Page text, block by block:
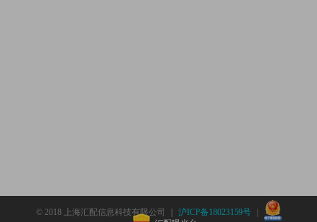
© 2018 上海汇配信息科技有限公司 ｜ 沪ICP备18023159号｜